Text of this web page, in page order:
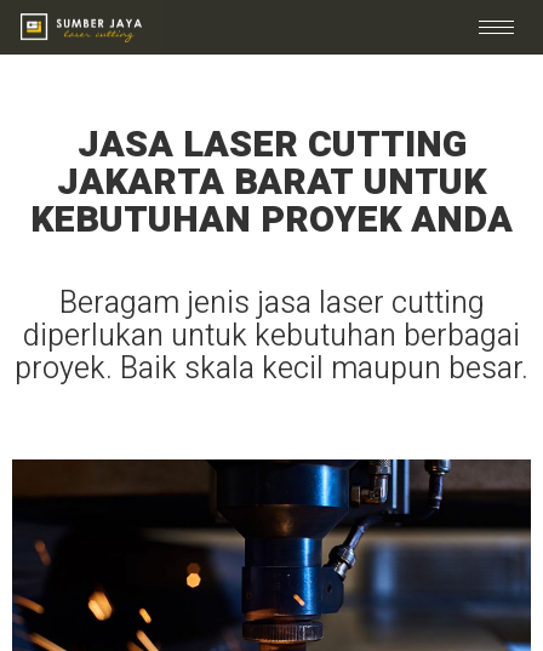
JASA LASER CUTTING
JAKARTA BARAT UNTUK
KEBUTUHAN PROYEK ANDA
Beragam jenis jasa laser cutting
diperlukan untuk kebutuhan berbagai
proyek. Baik skala kecil maupun besar.